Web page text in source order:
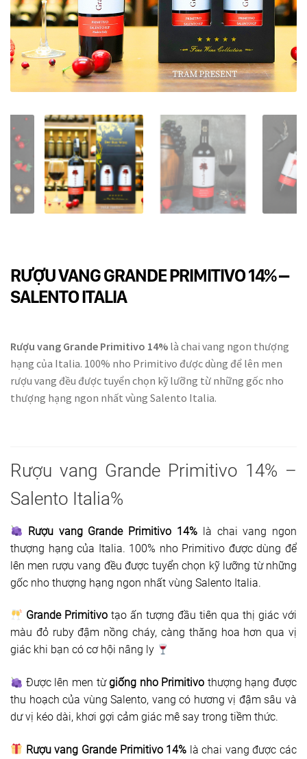
Dụng cụ rót rượu vang
Xô ướp đá rượu vang
Khác
Giới thiệu
Kiến thức
Liên hệ
RƯỢU VANG GRANDE PRIMITIVO 14% –
SALENTO ITALIA
Rượu vang Grande Primitivo 14% là chai vang ngon thượng
hạng của Italia. 100% nho Primitivo được dùng để lên men
rượu vang đều được tuyển chọn kỹ lưỡng từ những gốc nho
thượng hạng ngon nhất vùng Salento Italia.
Rượu vang Grande Primitivo 14% –
Salento Italia%
Rượu vang Grande Primitivo 14% là chai vang ngon
thượng hạng của Italia. 100% nho Primitivo được dùng để
lên men rượu vang đều được tuyển chọn kỹ lưỡng từ những
gốc nho thượng hạng ngon nhất vùng Salento Italia.
Grande Primitivo tạo ấn tượng đầu tiên qua thị giác với
màu đỏ ruby đậm nồng cháy, càng thăng hoa hơn qua vị
giác khi bạn có cơ hội nâng ly
Được lên men từgiống nho Primitivo thượng hạng được
thu hoạch của vùng Salento, vang có hương vị đậm sâu và
dư vị kéo dài, khơi gợi cảm giác mê say trong tiềm thức.
Rượu vang Grande Primitivo 14% là chai vang được các